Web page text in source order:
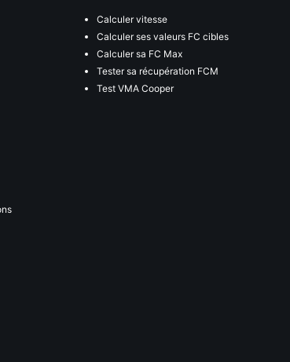
Calculer vitesse
Calculer ses valeurs FC cibles
Calculer sa FC Max
Tester sa récupération FCM
Test VMA Cooper